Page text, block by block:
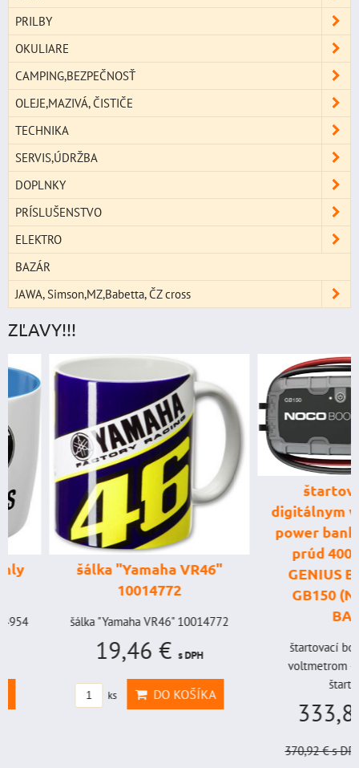
PRILBY
OKULIARE
CAMPING,BEZPEČNOSŤ
OLEJE,MAZIVÁ, ČISTIČE
TECHNIKA
SERVIS,ÚDRŽBA
DOPLNKY
PRÍSLUŠENSTVO
ELEKTRO
BAZÁR
JAWA, Simson,MZ,Babetta, ČZ cross
ZĽAVY!!!
šálka "Yamaha VR46"
10014772
šálka "Yamaha VR46" 10014772
19,46 €s DPH
DO KOŠÍKA
štartovací
digitálnym
power banka,
prúd 4000 A,
GENIUS BOOST
GB150 (NOCO
BAT998
štartovací box s
voltmetrom + power
štartovací...
333,83 €
370,92 €s DPH Zľava